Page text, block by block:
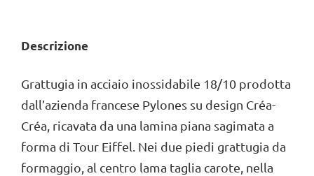
Descrizione
Grattugia in acciaio inossidabile 18/10 prodotta
dall’azienda francese Pylones su design Créa-
Créa, ricavata da una lamina piana sagimata a
forma di Tour Eiffel. Nei due piedi grattugia da
formaggio, al centro lama taglia carote, nella